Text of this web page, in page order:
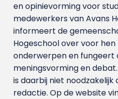
en opinievorming voor
medewerkers van Avans
informeert de
Hogeschool over voor
onderwerpen en fungeert
meningsvorming en
is daarbij niet noodzakelijk
redactie. Op de website